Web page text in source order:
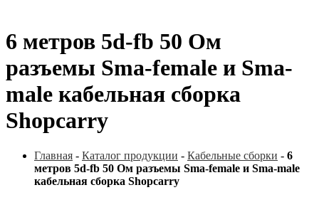
6 метров 5d-fb 50 Ом
разъемы Sma-female и Sma-
male кабельная сборка
Shopcarry
Главная - Каталог продукции - Кабельные сборки - 6
метров 5d-fb 50 Ом разъемы Sma-female и Sma-male
кабельная сборка Shopcarry